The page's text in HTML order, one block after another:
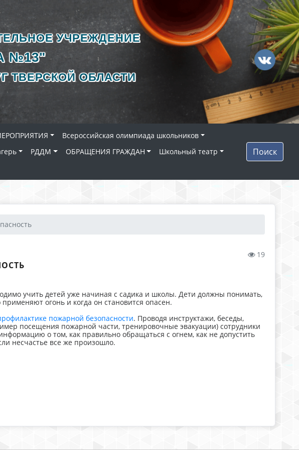
УЧРЕЖДЕНИЕ
№13"
ТВЕРСКОЙ ОБЛАСТИ
Всероссийская олимпиада школьников
РДДМ ОБРАЩЕНИЯ ГРАЖДАН
Школьный театр
Поиск
19
учить детей уже начиная с садика и школы. Дети должны понимать,
огонь и когда он становится опасен.
пожарной безопасности. Проводя инструктажи, беседы,
посещения пожарной части, тренировочные эвакуации) сотрудники
о том, как правильно обращаться с огнем, как не допустить
несчастье все же произошло.